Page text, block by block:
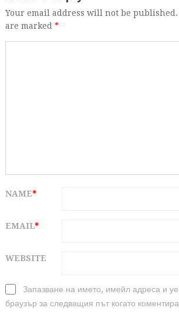
Your email address will not be
are marked *
NAME*
EMAIL*
WEBSITE
Запазване на името, имейл адреса и
браузър за следващия път когато